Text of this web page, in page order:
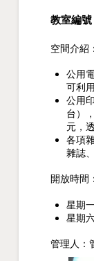
教室編
空間介紹
公用
可利
公用
台）
元，
各項
雜誌
開放時間：
星期
星期
管理人：